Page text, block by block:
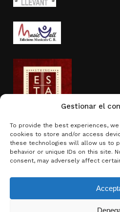
Gestionar el
To provide the best experiences,
cookies to store and/or access
these technologies will allow us to
behavior or unique IDs on this site.
consent, may adversely affect
Actividad